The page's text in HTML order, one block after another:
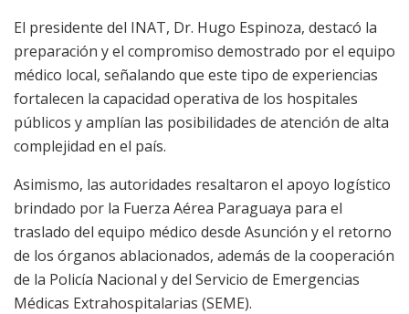
El presidente del INAT, Dr. Hugo Espinoza, destacó la
preparación y el compromiso demostrado por el equipo
médico local, señalando que este tipo de experiencias
fortalecen la capacidad operativa de los hospitales
públicos y amplían las posibilidades de atención de alta
complejidad en el país.
Asimismo, las autoridades resaltaron el apoyo logístico
brindado por la Fuerza Aérea Paraguaya para el
traslado del equipo médico desde Asunción y el retorno
de los órganos ablacionados, además de la cooperación
de la Policía Nacional y del Servicio de Emergencias
Médicas Extrahospitalarias (SEME).